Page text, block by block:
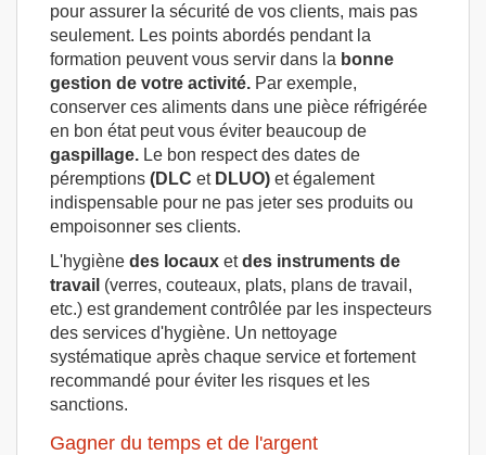
pour assurer la sécurité de vos clients, mais pas
seulement. Les points abordés pendant la
formation peuvent vous servir dans la bonne
gestion de votre activité. Par exemple,
conserver ces aliments dans une pièce réfrigérée
en bon état peut vous éviter beaucoup de
gaspillage. Le bon respect des dates de
péremptions (DLC et DLUO) et également
indispensable pour ne pas jeter ses produits ou
empoisonner ses clients.
L'hygiène des locaux etdes instruments de
travail (verres, couteaux, plats, plans de travail,
etc.) est grandement contrôlée par les inspecteurs
des services d'hygiène. Un nettoyage
systématique après chaque service et fortement
recommandé pour éviter les risques et les
sanctions.
Gagner du temps et de l'argent